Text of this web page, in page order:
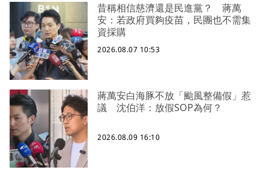
昔稱相信慈濟還是民進黨？ 蔣萬
安：若政府買夠疫苗，民團也不需集
資採購
2026.08.07 10:53
蔣萬安白海豚不放「颱風整備假」惹
議 沈伯洋：放假SOP為何？
2026.08.09 16:10